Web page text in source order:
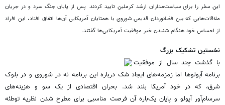
این سفر را برای سیاست‌مداران ارشد کرملین تایید کردند. پس از پایان جنگ سرد و در جریان
ملاقات‌هایی که بین فضانوردان قدیمی شوروی با همتایان آمریکایی آن‌ها اتفاق افتاد، این افراد
از احساس خود هنگام شنیدن خبر موفقیت آمریکایی‌ها گفتند.
نخستین تشکیک بزرگ
با گذشت چند سال از موفقیت
برنامه آپولوها اما زمزمه‌های ایجاد شک درباره این برنامه نه در شوروی و در بلوک
شرق، که در خود آمریکا بلند شد. بحران اقتصادی از یک سو و هزینه‌های
سرسام‌آور آپولو و پایان یک‌باره آن فرصت مناسبی برای مطرح شدن نظریه توطئه